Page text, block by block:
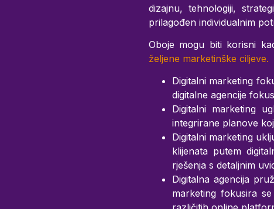
dizajnu, tehnologiji,
prilagođen individualnim
Oboje mogu biti korisni
željene marketinške ciljeve.
Digitalni marketing
digitalne agencije
Digitalni marketing
integrirane planove
Digitalni marketing
klijenata putem
rješenja s detaljnim
Digitalna agencija
marketing fokusira